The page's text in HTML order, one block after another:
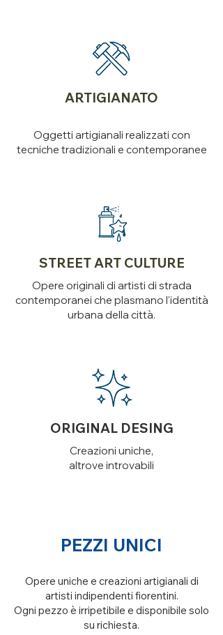
ARTIGIANATO
Oggetti artigianali realizzati con
tecniche tradizionali e contemporanee
STREET ART CULTURE
Opere originali di artisti di strada
contemporanei che plasmano l'identità
urbana della città.
ORIGINAL DESING
Creazioni uniche,
altrove introvabili
PEZZI UNICI
Opere uniche e creazioni artigianali di
artisti indipendenti fiorentini.
Ogni pezzo è irripetibile e disponibile solo
su richiesta.